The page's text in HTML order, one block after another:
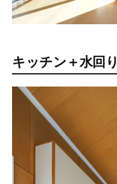
キッチン＋水回り